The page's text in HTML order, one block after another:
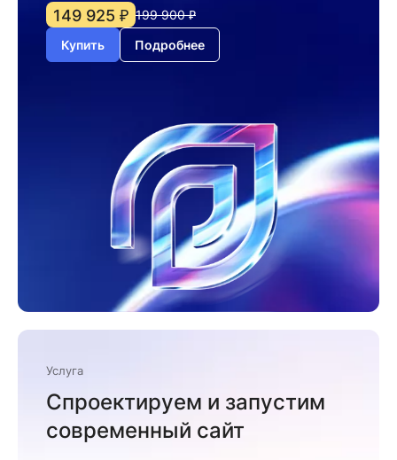
149 925 ₽ 199 900 ₽
Купить
Подробнее
Услуга
Спроектируем и запустим
современный сайт